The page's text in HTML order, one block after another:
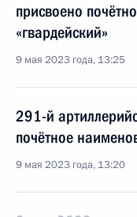
присвоено
«гвардейский»
9 мая 2023 года, 13:25
291-й
почётное
9 мая 2023 года, 13:20